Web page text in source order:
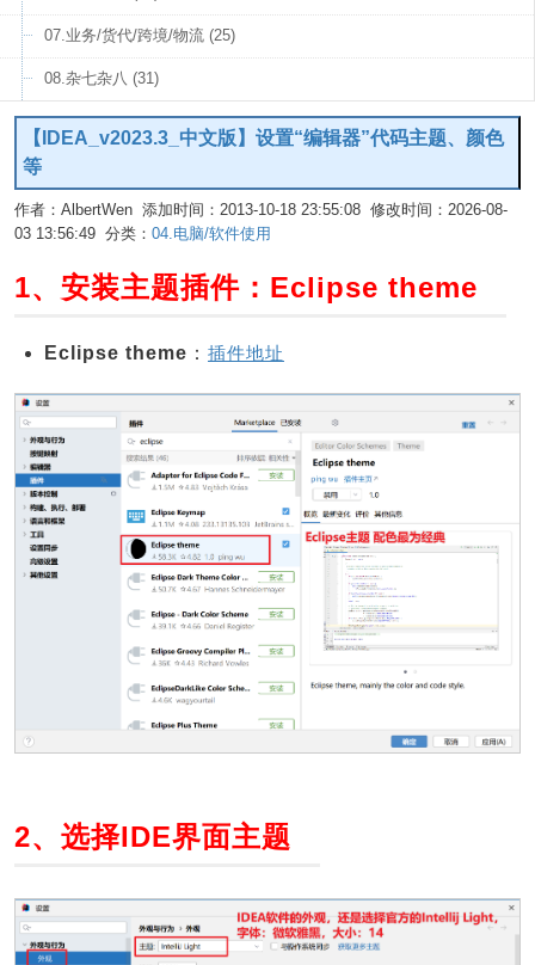
07.业务/货代/跨境/物流 (25)
08.杂七杂八 (31)
【IDEA_v2023.3_中文版】设置“编辑器”代码主题、颜色
等
作者：AlbertWen 添加时间：2013-10-18 23:55:08 修改时间：2026-08-
03 13:56:49 分类： 04.电脑/软件使用
1、安装主题插件：Eclipse theme
Eclipse theme ： 插件地址
2、选择IDE界面主题